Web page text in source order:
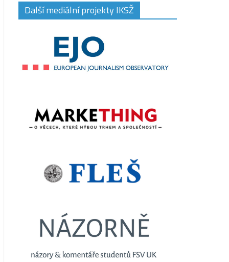
Další mediální projekty IKSŽ